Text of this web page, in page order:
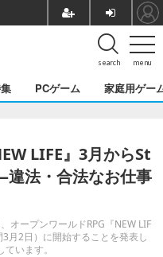
menu
search
PCゲーム 家庭用ゲー
LIFE』3月からSt
法・合法なお仕事
オープンワールドRPG『NEW LIF
月2日）に開始することを発表し
います。